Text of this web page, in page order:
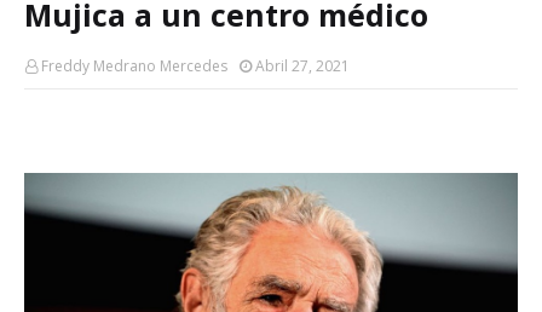
Mujica a un centro médico
Freddy Medrano Mercedes Abril 27, 2021